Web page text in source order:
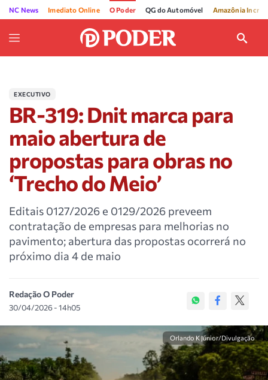
NC News Imediato Online O Poder QG do Automóvel Amazônia
EXECUTIVO
BR-319: Dnit marca para
maio abertura de
propostas para obras no
‘Trecho do Meio’
Editais 0127/2026 e 0129/2026 preveem
contratação de empresas para melhorias no
pavimento; abertura das propostas ocorrerá no
próximo dia 4 de maio
Redação O Poder
30/04/2026 - 14h05
Orlando K Júnior/Divulgação